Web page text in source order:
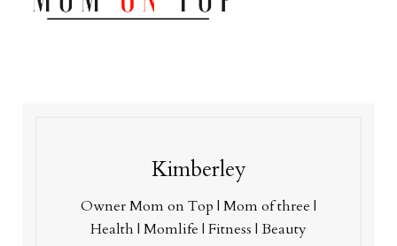
Kimberley
Owner Mom on Top | Mom of three |
Health | Momlife | Fitness | Beauty